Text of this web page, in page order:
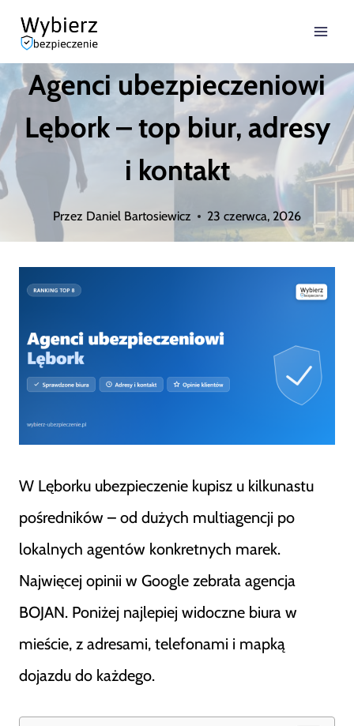
Przejdź
treściAgenci ubezpieczeniowi
Lębork – top biur, adresy
i kontakt
Przez Daniel Bartosiewicz 23 czerwca, 2026
W Lęborku ubezpieczenie kupisz u kilkunastu
pośredników – od dużych multiagencji po
lokalnych agentów konkretnych marek.
Najwięcej opinii w Google zebrała agencja
BOJAN. Poniżej najlepiej widoczne biura w
mieście, z adresami, telefonami i mapką
dojazdu do każdego.